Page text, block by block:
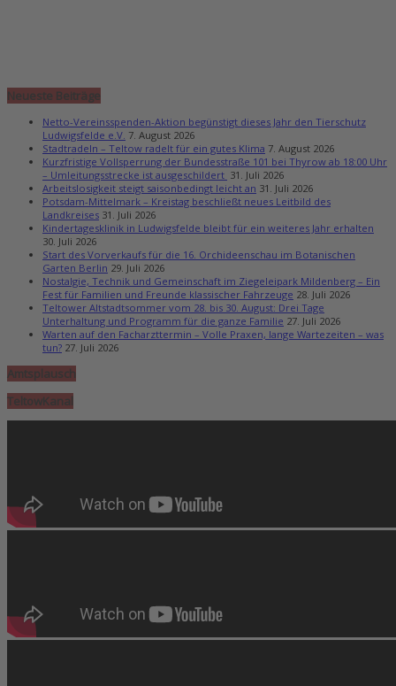
Neueste Beiträge
Netto-Vereinsspenden-Aktion begünstigt dieses Jahr den Tierschutz
Ludwigsfelde e.V. 7. August 2026
Stadtradeln – Teltow radelt für ein gutes Klima 7. August 2026
Kurzfristige Vollsperrung der Bundesstraße 101 bei Thyrow ab 18:00 Uhr
– Umleitungsstrecke ist ausgeschildert 31. Juli 2026
Arbeitslosigkeit steigt saisonbedingt leicht an 31. Juli 2026
Potsdam-Mittelmark – Kreistag beschließt neues Leitbild des
Landkreises 31. Juli 2026
Kindertagesklinik in Ludwigsfelde bleibt für ein weiteres Jahr erhalten
30. Juli 2026
Start des Vorverkaufs für die 16. Orchideenschau im Botanischen
Garten Berlin 29. Juli 2026
Nostalgie, Technik und Gemeinschaft im Ziegeleipark Mildenberg – Ein
Fest für Familien und Freunde klassischer Fahrzeuge 28. Juli 2026
Teltower Altstadtsommer vom 28. bis 30. August: Drei Tage
Unterhaltung und Programm für die ganze Familie 27. Juli 2026
Warten auf den Facharzttermin – Volle Praxen, lange Wartezeiten – was
tun? 27. Juli 2026
Amtsplausch
TeltowKanal